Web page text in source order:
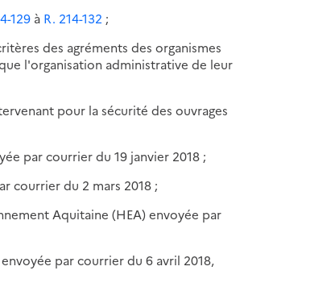
129 à R. 214-132 ;
des agréments des organismes
l'organisation administrative de leur
pour la sécurité des ouvrages
par courrier du 19 janvier 2018 ;
courrier du 2 mars 2018 ;
Aquitaine (HEA) envoyée par
par courrier du 6 avril 2018,